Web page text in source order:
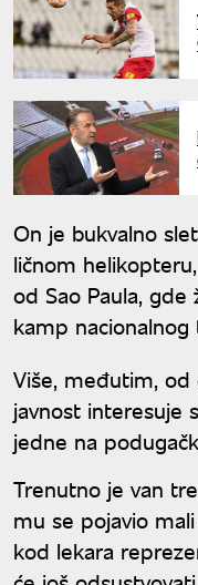
On je bukvalno
ličnom
od Sao Paula, gde
kamp nacionalnog
Više, međutim,
javnost interesuje
jedne na
Trenutno je van
mu se pojavio
kod lekara